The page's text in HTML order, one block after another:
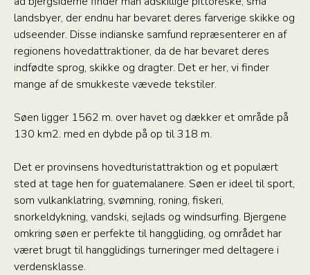
landsbyer, der endnu har bevaret deres farverige skikke og
udseender. Disse indianske samfund repræsenterer en af
regionens hovedattraktioner, da de har bevaret deres
indfødte sprog, skikke og dragter. Det er her, vi finder
mange af de smukkeste vævede tekstiler.
Søen ligger 1562 m. over havet og dækker et område på
130 km2. med en dybde på op til 318 m.
Det er provinsens hovedturistattraktion og et populært
sted at tage hen for guatemalanere. Søen er ideel til sport,
som vulkanklatring, svømning, roning, fiskeri,
snorkeldykning, vandski, sejlads og windsurfing. Bjergene
omkring søen er perfekte til hanggliding, og området har
været brugt til hangglidings turneringer med deltagere i
verdensklasse.